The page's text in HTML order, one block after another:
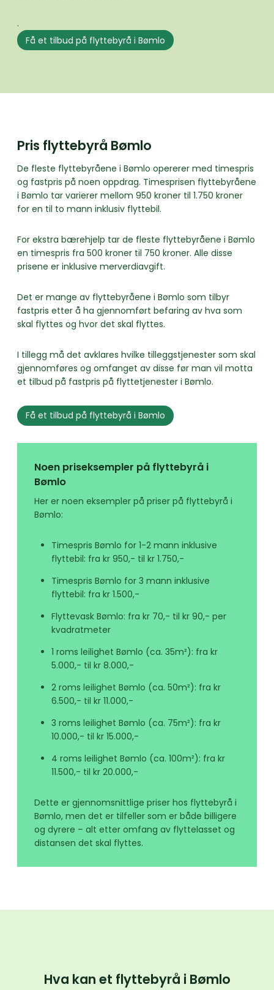
.
Få et tilbud på flyttebyrå i Bømlo
Pris flyttebyrå Bømlo
De fleste flyttebyråene i Bømlo opererer med timespris
og fastpris på noen oppdrag. Timesprisen flyttebyråene
i Bømlo tar varierer mellom 950 kroner til 1.750 kroner
for en til to mann inklusiv flyttebil.
For ekstra bærehjelp tar de fleste flyttebyråene i Bømlo
en timespris fra 500 kroner til 750 kroner. Alle disse
prisene er inklusive merverdiavgift.
Det er mange av flyttebyråene i Bømlo som tilbyr
fastpris etter å ha gjennomført befaring av hva som
skal flyttes og hvor det skal flyttes.
I tillegg må det avklares hvilke tilleggstjenester som skal
gjennomføres og omfanget av disse før man vil motta
et tilbud på fastpris på flyttetjenester i Bømlo.
Få et tilbud på flyttebyrå i Bømlo
Noen priseksempler på flyttebyrå i
Bømlo
Her er noen eksempler på priser på flyttebyrå i
Bømlo:
Timespris Bømlo for 1-2 mann inklusive
flyttebil: fra kr 950,- til kr 1.750,-
Timespris Bømlo for 3 mann inklusive
flyttebil: fra kr 1.500,-
Flyttevask Bømlo: fra kr 70,- til kr 90,- per
kvadratmeter
1 roms leilighet Bømlo (ca. 35m²): fra kr
5.000,- til kr 8.000,-
2 roms leilighet Bømlo (ca. 50m²): fra kr
6.500,- til kr 11.000,-
3 roms leilighet Bømlo (ca. 75m²): fra kr
10.000,- til kr 15.000,-
4 roms leilighet Bømlo (ca. 100m²): fra kr
11.500,- til kr 20.000,-
Dette er gjennomsnittlige priser hos flyttebyrå i
Bømlo, men det er tilfeller som er både billigere
og dyrere – alt etter omfang av flyttelasset og
distansen det skal flyttes.
Hva kan et flyttebyrå i Bømlo